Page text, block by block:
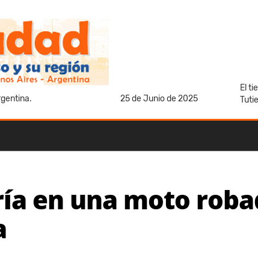
25 de Junio de 2025
El
en una moto